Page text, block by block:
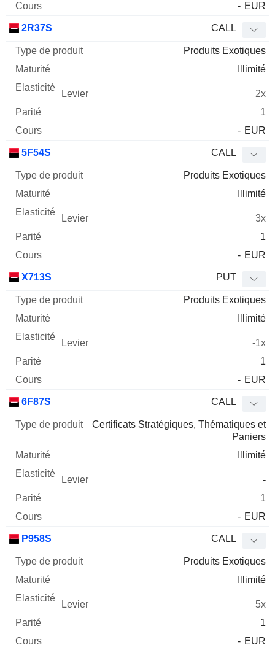
- EUR
2R37S CALL
Produits Exotiques
Illimité
2x
1
- EUR
5F54S CALL
Produits Exotiques
Illimité
3x
1
- EUR
X713S PUT
Produits Exotiques
Illimité
-1x
1
- EUR
6F87S CALL
Certificats Stratégiques, Thématiques et
Paniers
Illimité
-
1
- EUR
P958S CALL
Produits Exotiques
Illimité
5x
1
- EUR